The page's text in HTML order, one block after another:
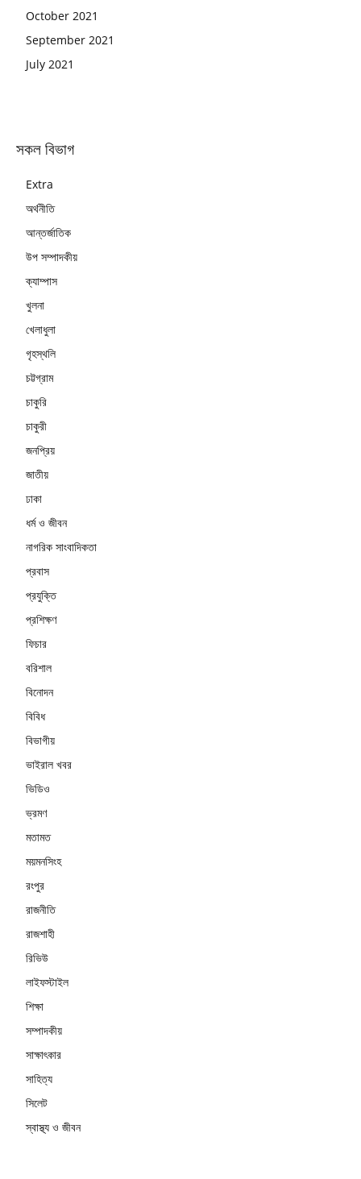
October 2021
September 2021
July 2021
সকল বিভাগ
Extra
অর্থনীতি
আন্তর্জাতিক
উপ সম্পাদকীয়
ক্যাম্পাস
খুলনা
খেলাধুলা
গৃহস্থলি
চট্টগ্রাম
চাকুরি
চাকুরী
জনপ্রিয়
জাতীয়
ঢাকা
ধর্ম ও জীবন
নাগরিক সাংবাদিকতা
প্রবাস
প্রযুক্তি
প্রশিক্ষণ
ফিচার
বরিশাল
বিনোদন
বিবিধ
বিভাগীয়
ভাইরাল খবর
ভিডিও
ভ্রমণ
মতামত
ময়মনসিংহ
রংপুর
রাজনীতি
রাজশাহী
রিভিউ
লাইফস্টাইল
শিক্ষা
সম্পাদকীয়
সাক্ষাৎকার
সাহিত্য
সিলেট
স্বাস্থ্য ও জীবন